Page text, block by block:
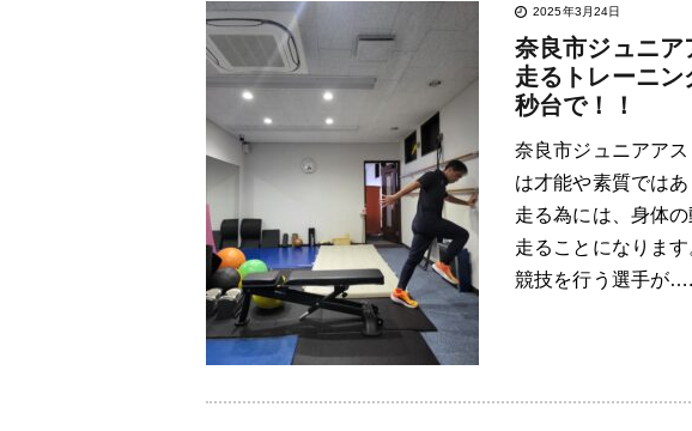
2025年3月24日
奈良市ジュニア
走るトレーニ
秒台で！！
奈良市ジュニアア
は才能や素質では
走る為には、身体
走ることになりま
競技を行う選手が